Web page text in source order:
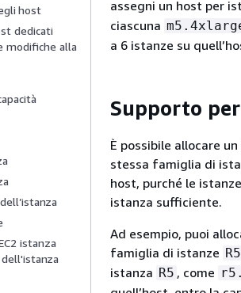
host
dedicati
modifiche alla
istanza
assegni un host per
ciascuna
a 6 istanze su
Supporto
È possibile allocare
stessa famiglia di
host, purché le
istanza sufficiente.
Ad esempio, puoi
famiglia di istanze R5
istanza R5 , come